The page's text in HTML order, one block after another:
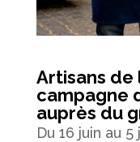
Artisans de
campagne
auprès du
Du 16 juin au